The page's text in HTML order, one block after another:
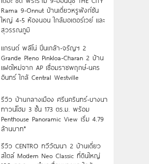
Rama 9-Onnut บ้านเดี่ยวหรูฟังก์ชัน
ใหญ่ 4-5 ห้องนอน ใกล้มอเตอร์เวย์ และ
สุวรรณภูมิ
แกรนด์ พลีโน่ ปิ่นเกล้า-จรัญฯ 2
Grande Pleno Pinkloa-Charan 2 บ้าน
แฝดใหม่จาก AP เชื่อมราชพฤกษ์-นคร
อินทร์ ใกล้ Central Westville
รีวิว บ้านกลางเมือง ศรีนครินทร์-บางนา
ทาวน์โฮม 3 ชั้น 173 ตร.ม. พร้อม
Penthouse Panoramic View เริ่ม 4.79
ล้านบาท*
รีวิว CENTRO ทวีวัฒนา 2 บ้านเดี่ยว
สไตล์ Modern Neo Classic ที่ดินใหญ่